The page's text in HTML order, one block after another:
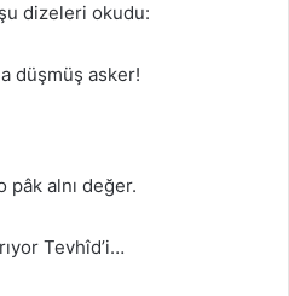
dizeleri okudu:
düşmüş asker!
pâk alnı değer.
Tevhîd’i…